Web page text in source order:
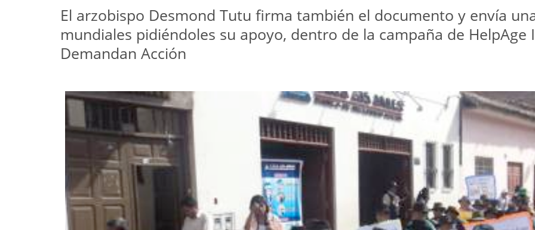
El arzobispo Desmond Tutu firma también el documento y envía
mundiales pidiéndoles su apoyo, dentro de la campaña de
Demandan Acción